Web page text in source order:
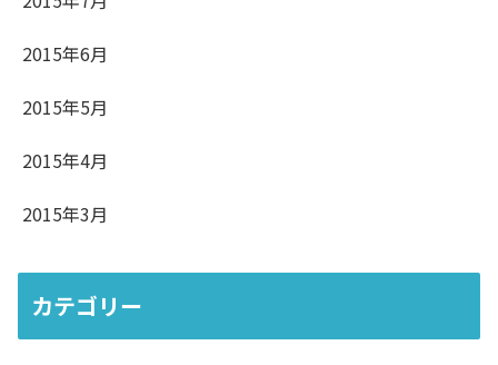
2015年6月
2015年5月
2015年4月
2015年3月
カテゴリー